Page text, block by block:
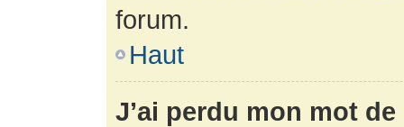
forum.
Haut
J’ai perdu mon mot